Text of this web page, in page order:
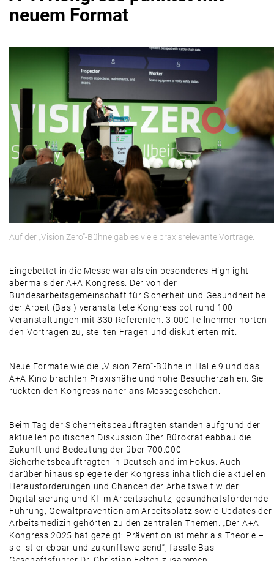
neuem Format
Auf der „Vision Zero“-Bühne gab es viele praxisrelevante Vorträge.
Eingebettet in die Messe war als ein besonderes Highlight
abermals der A+A Kongress. Der von der
Bundesarbeitsgemeinschaft für Sicherheit und Gesundheit bei
der Arbeit (Basi) veranstaltete Kongress bot rund 100
Veranstaltungen mit 330 Referenten. 3.000 Teilnehmer hörten
den Vorträgen zu, stellten Fragen und diskutierten mit.
Neue Formate wie die „Vision Zero“-Bühne in Halle 9 und das
A+A Kino brachten Praxisnähe und hohe Besucherzahlen. Sie
rückten den Kongress näher ans Messegeschehen.
Beim Tag der Sicherheitsbeauftragten standen aufgrund der
aktuellen politischen Diskussion über Bürokratieabbau die
Zukunft und Bedeutung der über 700.000
Sicherheitsbeauftragten in Deutschland im Fokus. Auch
darüber hinaus spiegelte der Kongress inhaltlich die aktuellen
Herausforderungen und Chancen der Arbeitswelt wider:
Digitalisierung und KI im Arbeitsschutz, gesundheitsfördernde
Führung, Gewaltprävention am Arbeitsplatz sowie Updates der
Arbeitsmedizin gehörten zu den zentralen Themen. „Der A+A
Kongress 2025 hat gezeigt: Prävention ist mehr als Theorie –
sie ist erlebbar und zukunftsweisend“, fasste Basi-